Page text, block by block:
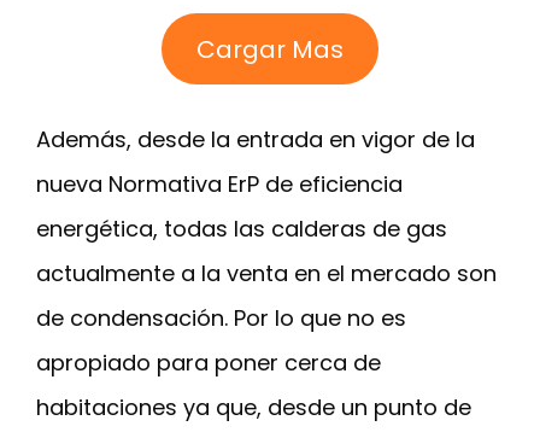
Cargar Mas
Además, desde la entrada en vigor de la
nueva Normativa ErP de eficiencia
energética, todas las calderas de gas
actualmente a la venta en el mercado son
de condensación. Por lo que no es
apropiado para poner cerca de
habitaciones ya que, desde un punto de